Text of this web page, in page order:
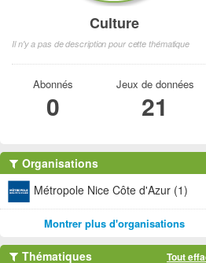
Culture
Il n'y a pas de description pour cette thématique
Abonnés
0
Jeux de données
21
Organisations
Métropole Nice Côte d'Azur (1)
Montrer plus d'organisations
Thématiques Tout